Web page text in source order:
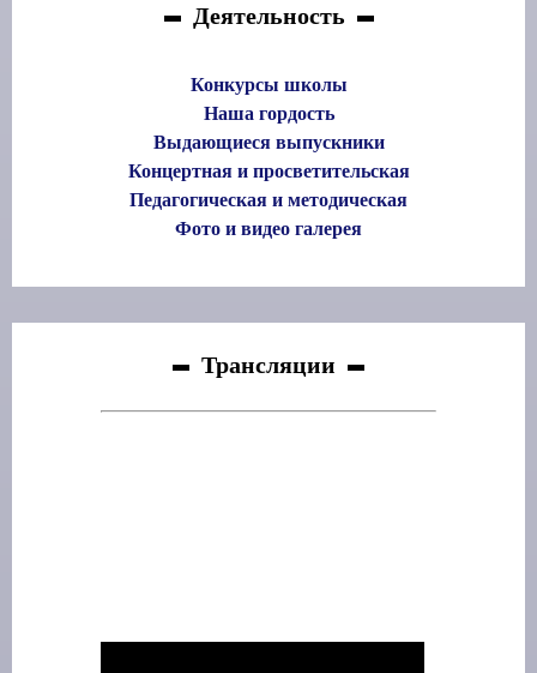
Деятельность
Конкурсы школы
Наша гордость
Выдающиеся выпускники
Концертная и просветительская
Педагогическая и методическая
Фото и видео галерея
Трансляции